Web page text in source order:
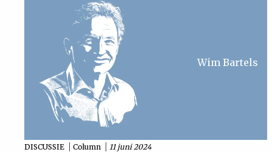
Wim Bartels
DISCUSSIE Column 11 juni 2024